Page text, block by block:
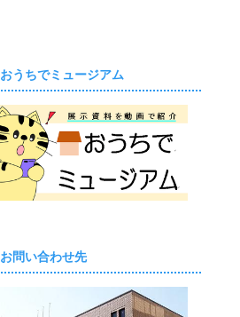
おうちでミュージアム
お問い合わせ先